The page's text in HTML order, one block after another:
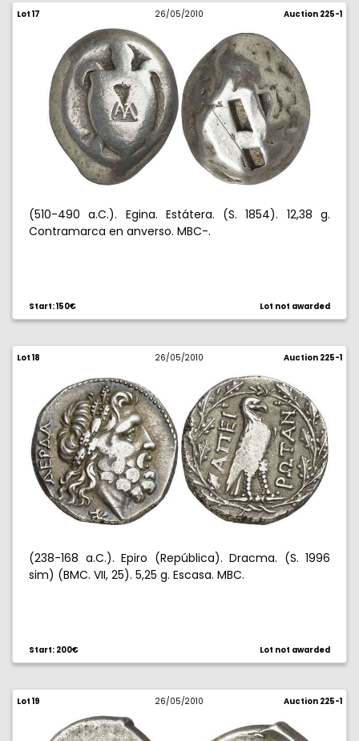
Lot 17 26/05/2010 Auction 225-1
(510-490 a.C.). Egina. Estátera. (S. 1854). 12,38 g.
Contramarca en anverso. MBC-.
Start: 150€ Lot not awarded
Lot 18 26/05/2010 Auction 225-1
(238-168 a.C.). Epiro (República). Dracma. (S. 1996
sim) (BMC. VII, 25). 5,25 g. Escasa. MBC.
Start: 200€ Lot not awarded
Lot 19 26/05/2010 Auction 225-1